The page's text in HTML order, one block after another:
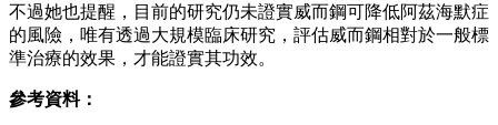
不過她也提醒，目前的研究仍未證實威而鋼可降低阿茲海默症
的風險，唯有透過大規模臨床研究，評估威而鋼相對於一般標
準治療的效果，才能證實其功效。
參考資料：